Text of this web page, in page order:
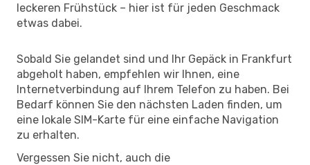
leckeren Frühstück – hier ist für jeden Geschmack
etwas dabei.
Sobald Sie gelandet sind und Ihr Gepäck in Frankfurt
abgeholt haben, empfehlen wir Ihnen, eine
Internetverbindung auf Ihrem Telefon zu haben. Bei
Bedarf können Sie den nächsten Laden finden, um
eine lokale SIM-Karte für eine einfache Navigation
zu erhalten.
Vergessen Sie nicht, auch die